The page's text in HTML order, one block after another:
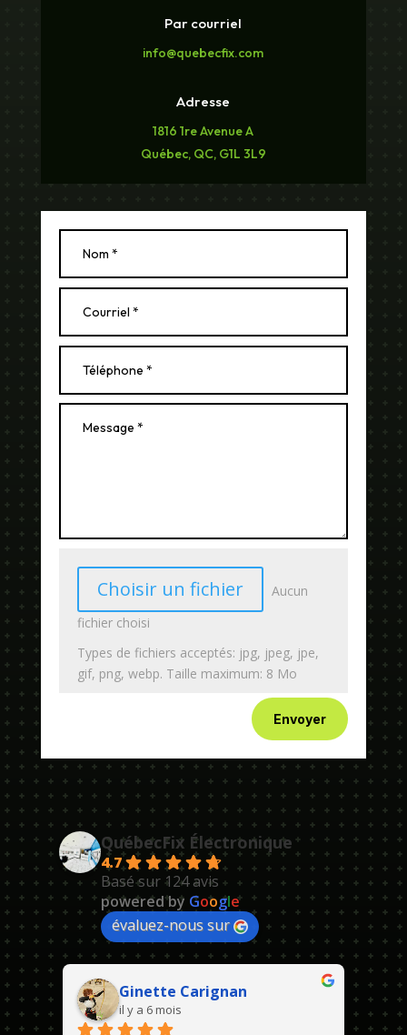
Par courriel
info@quebecfix.com
Adresse
1816 1re Avenue A
Québec, QC, G1L 3L9
Choisir un fichier
Aucun
fichier choisi
Types de fichiers acceptés: jpg, jpeg, jpe,
gif, png, webp. Taille maximum: 8 Mo
Envoyer
QuébecFix Électronique
4.7
Basé sur 124 avis
powered by Google
évaluez-nous sur
Ginette Carignan
il y a 6 mois